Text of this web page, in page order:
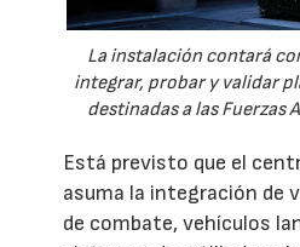
La instalación contará
integrar, probar y validar
destinadas a las Fuerzas
Está previsto que el
asuma la integración de
de combate, vehículos